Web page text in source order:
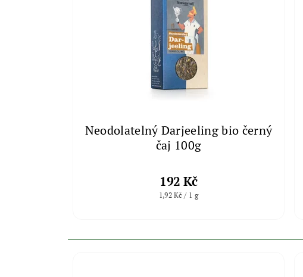
Neodolatelný Darjeeling bio černý
čaj 100g
192 Kč
1,92 Kč / 1 g